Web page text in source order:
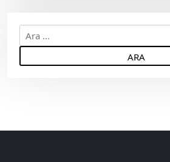
r